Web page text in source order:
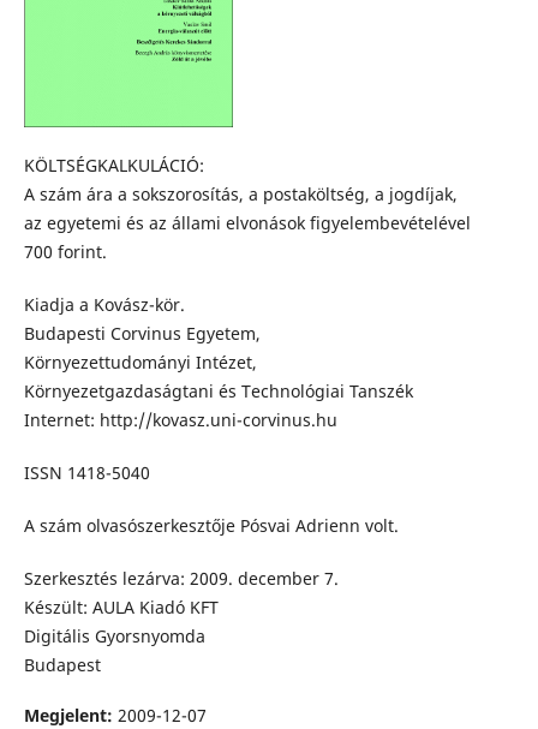
KÖLTSÉGKALKULÁCIÓ:
A szám ára a sokszorosítás, a postaköltség, a jogdíjak,
az egyetemi és az állami elvonások figyelembevételével
700 forint.
Kiadja a Kovász-kör.
Budapesti Corvinus Egyetem,
Környezettudományi Intézet,
Környezetgazdaságtani és Technológiai Tanszék
Internet: http://kovasz.uni-corvinus.hu
ISSN 1418-5040
A szám olvasószerkesztője Pósvai Adrienn volt.
Szerkesztés lezárva: 2009. december 7.
Készült: AULA Kiadó KFT
Digitális Gyorsnyomda
Budapest
Megjelent: 2009-12-07